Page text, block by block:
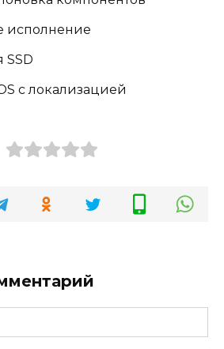
исполнение
SSD
с локализацией